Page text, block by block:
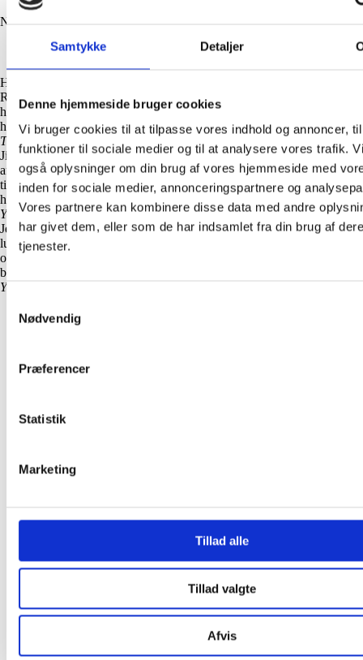
Samtykke Detaljer
Denne hjemmeside bruger cookies
Vi bruger cookies til at tilpasse vores indhold og annoncer,
funktioner til sociale medier og til at analysere vores trafik.
også oplysninger om din brug af vores hjemmeside med
inden for sociale medier, annonceringspartnere og
Vores partnere kan kombinere disse data med andre
har givet dem, eller som de har indsamlet fra din brug af
tjenester.
Nødvendig
Præferencer
Statistik
Marketing
Tillad alle
Tillad valgte
Afvis
Next
Holm har renoveret vores 90 år gamle vinduer og rammer fra grunden.
Renset, grundet og linolie-malet alt. Vi valgte dem til opgaven efter at
have fået malet og tapetseret i køkken, entre og stuer. Alle aftaler er
holdt (eller ændret i god tid) - både tid og pris.
Troels Scmitto
19. aug. 2023 fra Trustpilot
Jimmi fra Holms maler gav mig et pakketilbud på både maling og
afslibning af gulv til en virkelig overkommelig pris. Jeg er super
tilfreds med processen og den endelige resultat. Man kunne mærke på
ham at han var professionel og ikke bare sagde ting for at tjene mere.
Yasmina Tolsgaard18. aug. 2023 fra Trustpilot
Jeg har fået en hel ny lejlighed, med sindssyg flotte gulve, vægge og
lufte. Alle de tidligere ujævnheder blev ordnet, og det var ikke en nem
opgave at udføre. Jimmi var også så venlig at holde mig opdateret med
billeder igennem processen. Holms maler kan varmt anbefales!!
Yasmina Tolsgaard